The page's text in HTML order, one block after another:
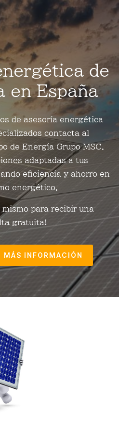
de
en España
de asesoría energética
contacta al
de Energía Grupo MSC.
adaptadas a tus
eficiencia y ahorro en
energético.
para recibir una
gratuita!
MÁS INFORMACIÓN